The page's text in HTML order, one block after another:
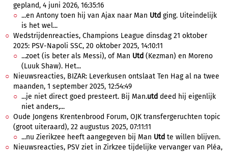
gepland, 4 juni 2026, 16:35:16
...en Antony toen hij van Ajax naar Man Utd ging. Uiteindelijk
is het wel...
Wedstrijdenreacties, Champions League dinsdag 21 oktober
2025: PSV-Napoli SSC, 20 oktober 2025, 14:10:11
...zoet (is beter als Messi), of Man Utd (Kezman) en Moreno
(Luuk Shaw). Het...
Nieuwsreacties, BIZAR: Leverkusen ontslaat Ten Hag al na twee
maanden, 1 september 2025, 12:54:49
...je niet direct goed presteert. Bij Man.utd deed hij eigenlijk
niet anders,...
Oude Jongens Krentenbrood Forum, OJK transfergeruchten topic
(groot uiteraard), 22 augustus 2025, 07:11:11
...nu Zierikzee heeft aangegeven bij Man Utd te willen blijven.
Nieuwsreacties, PSV ziet in Zirkzee tijdelijke vervanger van Pléa,